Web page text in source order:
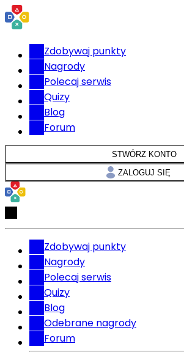
Zdobywaj punkty
Nagrody
Polecaj serwis
Quizy
Blog
Forum
STWÓRZ KONTO
ZALOGUJ SIĘ
Zdobywaj punkty
Nagrody
Polecaj serwis
Quizy
Blog
Odebrane nagrody
Forum